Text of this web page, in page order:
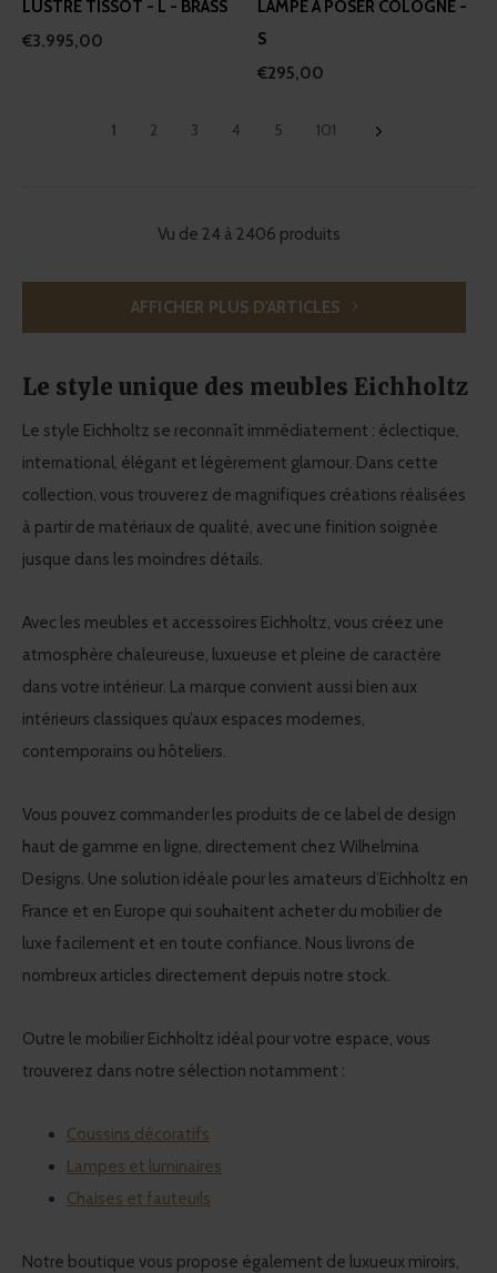
LUSTRE TISSOT - L - BRASS
€3.995,00
LAMPE Á POSER COLOGNE -
S
€295,00
1 2 3 4 5 101
Vu de 24 à 2406 produits
AFFICHER PLUS D'ARTICLES
Le style unique des meubles Eichholtz
Le style Eichholtz se reconnaît immédiatement : éclectique,
international, élégant et légèrement glamour. Dans cette
collection, vous trouverez de magnifiques créations réalisées
à partir de matériaux de qualité, avec une finition soignée
jusque dans les moindres détails.
Avec les meubles et accessoires Eichholtz, vous créez une
atmosphère chaleureuse, luxueuse et pleine de caractère
dans votre intérieur. La marque convient aussi bien aux
intérieurs classiques qu’aux espaces modernes,
contemporains ou hôteliers.
Vous pouvez commander les produits de ce label de design
haut de gamme en ligne, directement chez Wilhelmina
Designs. Une solution idéale pour les amateurs d’Eichholtz en
France et en Europe qui souhaitent acheter du mobilier de
luxe facilement et en toute confiance. Nous livrons de
nombreux articles directement depuis notre stock.
Outre le mobilier Eichholtz idéal pour votre espace, vous
trouverez dans notre sélection notamment :
Coussins décoratifs
Lampes et luminaires
Chaises et fauteuils
Notre boutique vous propose également de luxueux miroirs,